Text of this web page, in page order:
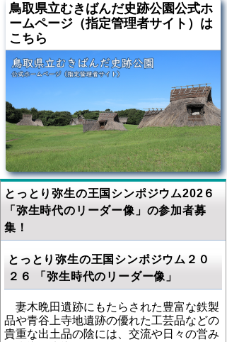
鳥取県立むきばんだ史跡公園公式ホ
ームページ（指定管理者サイト）は
こちら
とっとり弥生の王国シンポジウム202６
「弥生時代のリーダー像」の参加者募
集！
とっとり弥生の王国シンポジウム２０
２６
「弥生時代のリーダー像」
妻木晩田遺跡にもたらされた豊富な鉄製
品や青谷上寺地遺跡の優れた工芸品などの
貴重な出土品の陰には、交流や日々の営み